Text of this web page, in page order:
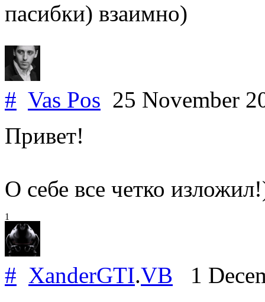
пасибки) взаимно)
# Vas Pos 25 November
Привет!
О себе все четко
1
# XanderGTI.VB 1